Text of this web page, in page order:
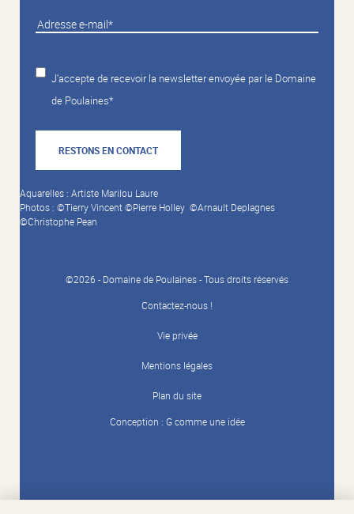
J'accepte de recevoir la newsletter envoyée par le Domaine
de Poulaines*
RESTONS EN CONTACT
Aquarelles : Artiste Marilou Laure
Photos : ©Tierry Vincent ©Pierre Holley ©Arnault Deplagnes
©Christophe Pean
©2026 - Domaine de Poulaines - Tous droits réservés
Contactez-nous !
Vie privée
Mentions légales
Plan du site
Conception : G comme une idée